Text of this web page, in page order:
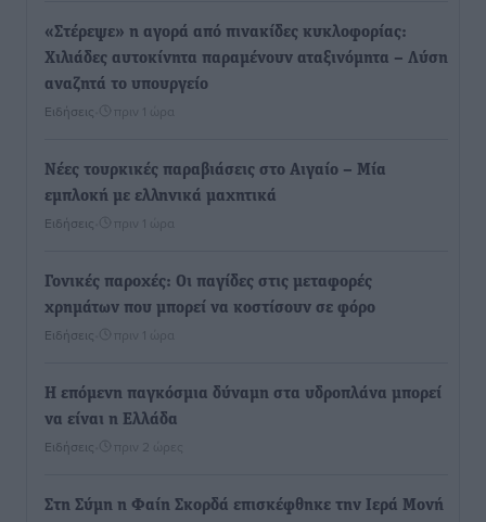
«Στέρεψε» η αγορά από πινακίδες κυκλοφορίας:
Χιλιάδες αυτοκίνητα παραμένουν αταξινόμητα – Λύση
αναζητά το υπουργείο
Ειδήσεις πριν 1 ώρα
Νέες τουρκικές παραβιάσεις στο Αιγαίο – Μία
εμπλοκή με ελληνικά μαχητικά
Ειδήσεις πριν 1 ώρα
Γονικές παροχές: Οι παγίδες στις μεταφορές
χρημάτων που μπορεί να κοστίσουν σε φόρο
Ειδήσεις πριν 1 ώρα
Η επόμενη παγκόσμια δύναμη στα υδροπλάνα μπορεί
να είναι η Ελλάδα
Ειδήσεις πριν 2 ώρες
Στη Σύμη η Φαίη Σκορδά επισκέφθηκε την Ιερά Μονή